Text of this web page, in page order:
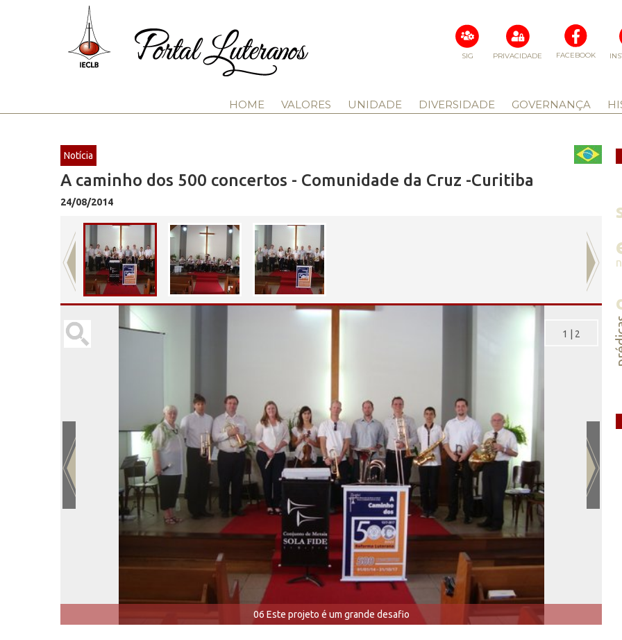
FACEBOOK
PRIVACIDADE
SIG
HOME VALORES UNIDADE DIVERSIDADE GOVERNANÇA
Notícia
A caminho dos 500 concertos - Comunidade da Cruz -Curitiba
24/08/2014
06 Este projeto é um grande desafio
1 2